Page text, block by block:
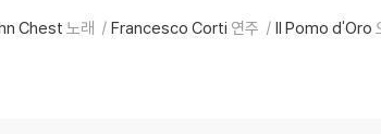
Chest 노래 Francesco Corti 연주 Il Pomo d'Oro